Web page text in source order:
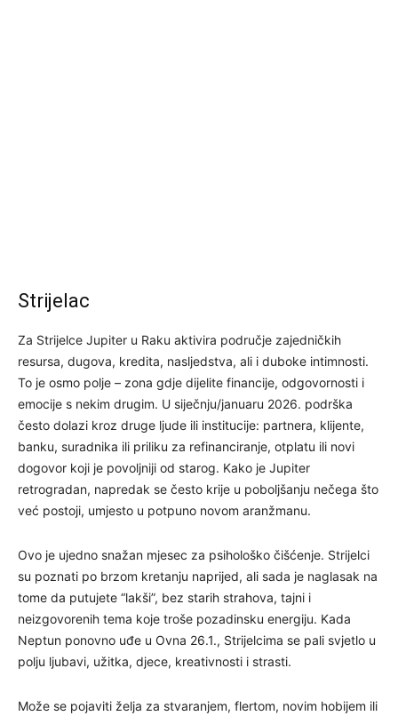
Strijelac
Za Strijelce Jupiter u Raku aktivira područje zajedničkih
resursa, dugova, kredita, nasljedstva, ali i duboke intimnosti.
To je osmo polje – zona gdje dijelite financije, odgovornosti i
emocije s nekim drugim. U siječnju/januaru 2026. podrška
često dolazi kroz druge ljude ili institucije: partnera, klijente,
banku, suradnika ili priliku za refinanciranje, otplatu ili novi
dogovor koji je povoljniji od starog. Kako je Jupiter
retrogradan, napredak se često krije u poboljšanju nečega što
već postoji, umjesto u potpuno novom aranžmanu.
Ovo je ujedno snažan mjesec za psihološko čišćenje. Strijelci
su poznati po brzom kretanju naprijed, ali sada je naglasak na
tome da putujete “lakši”, bez starih strahova, tajni i
neizgovorenih tema koje troše pozadinsku energiju. Kada
Neptun ponovno uđe u Ovna 26.1., Strijelcima se pali svjetlo u
polju ljubavi, užitka, djece, kreativnosti i strasti.
Može se pojaviti želja za stvaranjem, flertom, novim hobijem ili